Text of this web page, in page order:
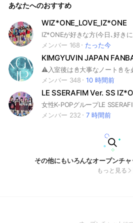
あなたへのおすすめ
WIZ*ONE_LOVE_IZ*ONE
メンバー 168
たった今
KIMGYUVIN JAPAN
メンバー 348
10 時間前
LE SSERAFIM Ver. SS
メンバー 232
7 時間前
その他にもいろんなオープンチ
もっと見る